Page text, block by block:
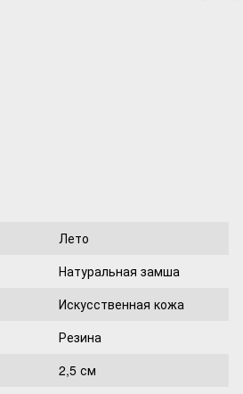
Лето
Натуральная замша
Искусственная кожа
Резина
2,5 см